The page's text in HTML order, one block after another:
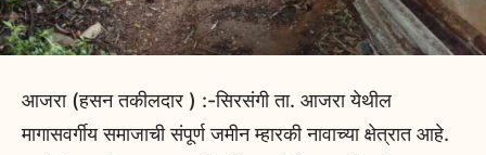
आजरा (हसन तकीलदार ) :-सिरसंगी ता. आजरा येथील
मागासवर्गीय समाजाची संपूर्ण जमीन म्हारकी नावाच्या क्षेत्रात आहे.